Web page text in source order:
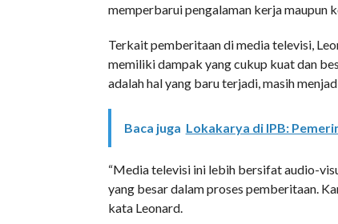
memperbarui pengalaman kerja maupun
Terkait pemberitaan di media televisi,
memiliki dampak yang cukup kuat dan
adalah hal yang baru terjadi, masih
Baca juga Lokakarya di IPB:
“Media televisi ini lebih bersifat audio-
yang besar dalam proses pemberitaan.
kata Leonard.